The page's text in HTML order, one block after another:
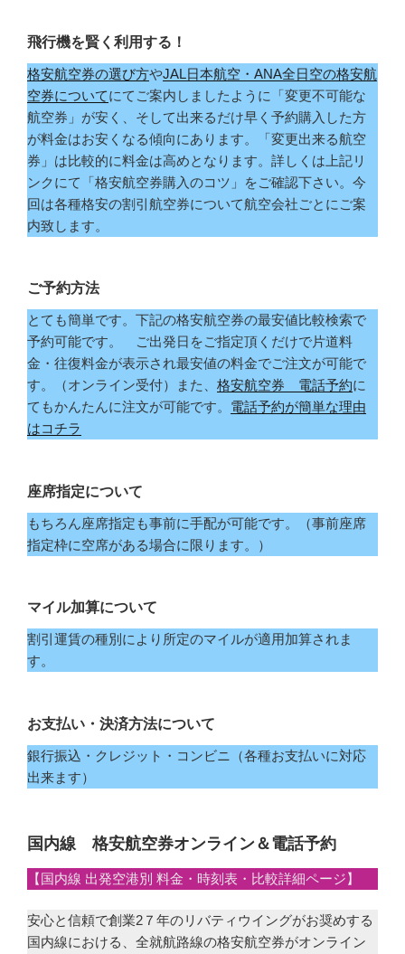
飛行機を賢く利用する！
格安航空券の選び方やJAL日本航空・ANA全日空の格安航
空券についてにてご案内しましたように「変更不可能な
航空券」が安く、そして出来るだけ早く予約購入した方
が料金はお安くなる傾向にあります。「変更出来る航空
券」は比較的に料金は高めとなります。詳しくは上記リ
ンクにて「格安航空券購入のコツ」をご確認下さい。今
回は各種格安の割引航空券について航空会社ごとにご案
内致します。
ご予約方法
とても簡単です。下記の格安航空券の最安値比較検索で
予約可能です。 ご出発日をご指定頂くだけで片道料
金・往復料金が表示され最安値の料金でご注文が可能で
す。（オンライン受付）また、 格安航空券 電話予約に
てもかんたんに注文が可能です。 電話予約が簡単な理由
はコチラ
座席指定について
もちろん座席指定も事前に手配が可能です。（事前座席
指定枠に空席がある場合に限ります。）
マイル加算について
割引運賃の種別により所定のマイルが適用加算されま
す。
お支払い・決済方法について
銀行振込・クレジット・コンビニ（各種お支払いに対応
出来ます）
国内線 格安航空券オンライン＆電話予約
【国内線 出発空港別 料金・時刻表・比較詳細ページ】
安心と信頼で創業2７年のリバティウイングがお奨めする
国内線における、全就航路線の格安航空券がオンライン